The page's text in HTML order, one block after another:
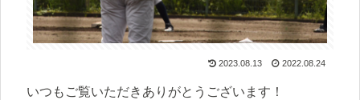
2023.08.13 2022.08.24
いつもご覧いただきありがとうございます！